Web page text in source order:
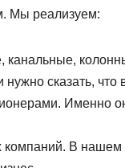
Мы реализуем:
канальные,
сказать,
Именно
В нашем